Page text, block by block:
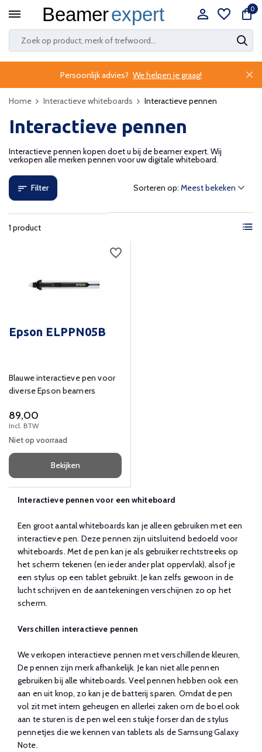
0
Persoonlijk advies? We helpen je graag!
Home Interactieve whiteboards Interactieve pennen
Interactieve pennen
Interactieve pennen kopen doet u bij de beamer expert. Wij
verkopen alle merken pennen voor uw digitale whiteboard.
Filter
1 product
Sorteren op:
Epson ELPPN05B
Blauwe interactieve pen voor
diverse Epson beamers
89,00
Incl. BTW
Niet op voorraad
Bekijken
Interactieve pennen voor een whiteboard
Een groot aantal whiteboards kan je alleen gebruiken met een
interactieve pen. Deze pennen zijn uitsluitend bedoeld voor
whiteboards. Met de pen kan je als gebruiker rechtstreeks op
het scherm tekenen (en ieder ander plat oppervlak), alsof je
een stylus op een tablet gebruikt. Je kan zelfs gewoon in de
lucht schrijven en de aantekeningen verschijnen zo op het
scherm.
Verschillen interactieve pennen
We verkopen interactieve pennen met verschillende kleuren,
De pennen zijn merk afhankelijk. Je kan niet alle pennen
gebruiken bij alle whiteboards. Veel pennen hebben ook een
aan en uit knop, zo kan je de batterij sparen. Omdat de pen
vol zit met intern geheugen en allerlei zaken om de boel ook
aan te sturen is de pen wel een stukje forser dan de stylus
pennetjes die we kennen van tablets als de Samsung Galaxy
Note.